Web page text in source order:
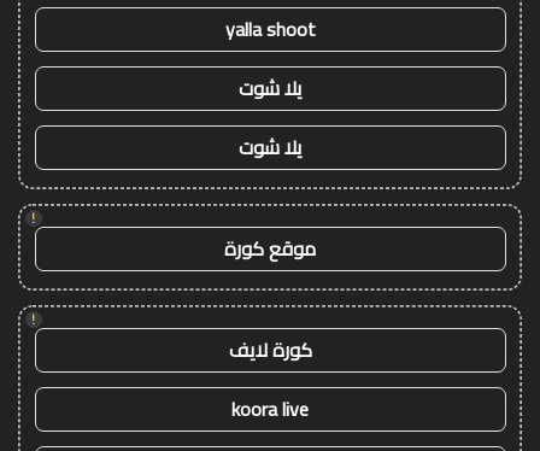
yalla shoot
يلا شوت
يلا شوت
!
موقع كورة
!
كورة لايف
koora live